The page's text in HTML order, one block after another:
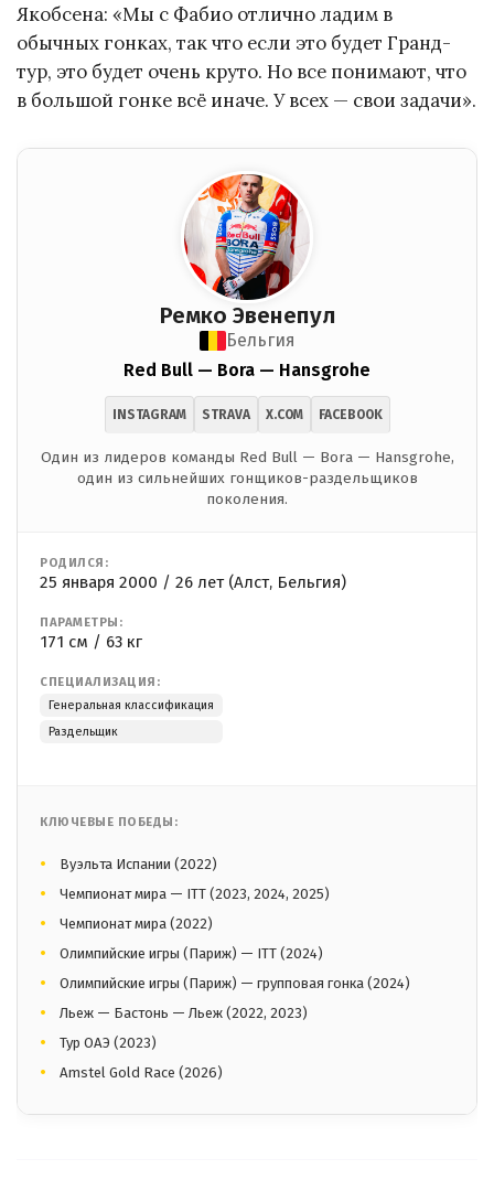
Якобсена: «Мы с Фабио отлично ладим в
обычных гонках, так что если это будет Гранд-
тур, это будет очень круто. Но все понимают, что
в большой гонке всё иначе. У всех — свои задачи».
Ремко Эвенепул
Бельгия
Red Bull — Bora — Hansgrohe
INSTAGRAM STRAVA X.COM FACEBOOK
Один из лидеров команды Red Bull — Bora — Hansgrohe,
один из сильнейших гонщиков-раздельщиков
поколения.
РОДИЛСЯ:
25 января 2000 / 26 лет (Алст, Бельгия)
ПАРАМЕТРЫ:
171 см / 63 кг
СПЕЦИАЛИЗАЦИЯ:
Генеральная классификация
Раздельщик
КЛЮЧЕВЫЕ ПОБЕДЫ:
Вуэльта Испании (2022)
Чемпионат мира — ITT (2023, 2024, 2025)
Чемпионат мира (2022)
Олимпийские игры (Париж) — ITT (2024)
Олимпийские игры (Париж) — групповая гонка (2024)
Льеж — Бастонь — Льеж (2022, 2023)
Тур ОАЭ (2023)
Amstel Gold Race (2026)